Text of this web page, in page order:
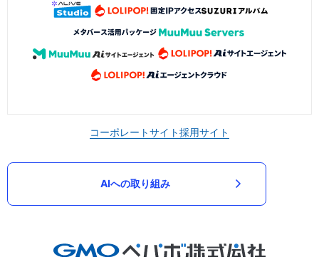
コーポレートサイト採用サイト
AIへの取り組み